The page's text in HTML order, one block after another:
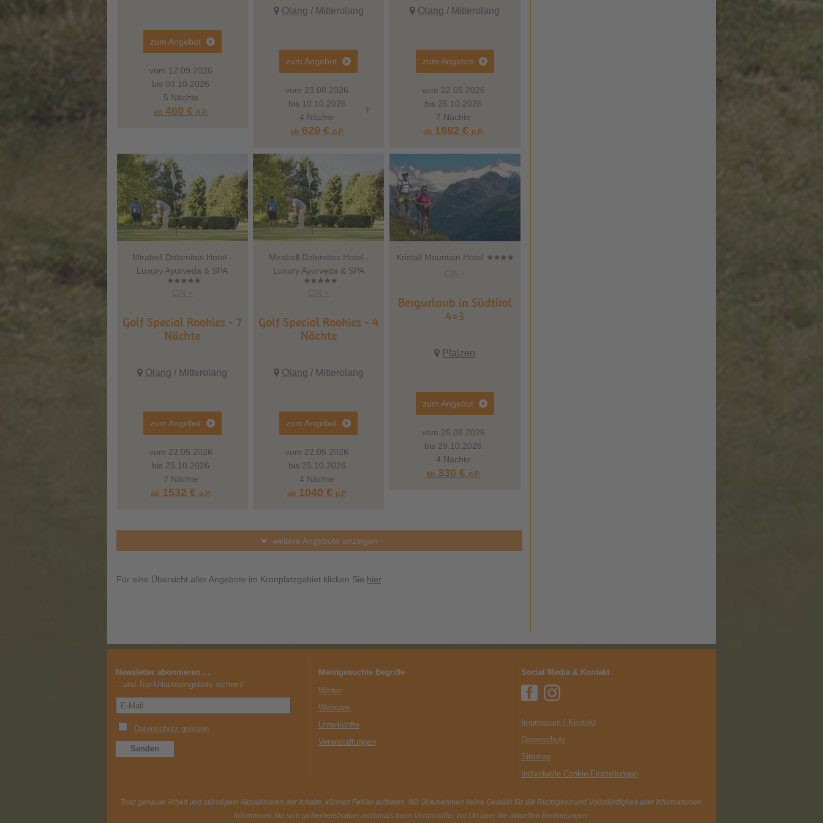
zum Angebot
vom 12.09.2026
bis 03.10.2026
5 Nächte
ab 460 € p.P.
Olang / Mitterolang
zum Angebot
vom 23.08.2026
bis 10.10.2026
4 Nächte
ab629 € p.P.
vom 18.10.2026
bis 07.11.2026
4 Nächte
629 €p.P.
Olang / Mitterolang
zum Angebot
vom 22.05.2026
bis 25.10.2026
7 Nächte
ab 1682 € p.P.
Mirabell Dolomites Hotel -
Luxury Ayurveda & SPA
Golf Special Rookies - 7
Nächte
Olang / Mitterolang
zum Angebot
vom 22.05.2026
bis 25.10.2026
7 Nächte
ab 1532 € p.P.
Mirabell Dolomites Hotel -
Luxury Ayurveda & SPA
Golf Special Rookies - 4
Nächte
Olang / Mitterolang
zum Angebot
vom 22.05.2026
bis 25.10.2026
4 Nächte
ab1040 € p.P.
Kristall Mountain Hotel
Bergurlaub in Südtirol
4=3
Pfalzen
zum Angebot
vom 25.08.2026
bis 29.10.2026
4 Nächte
ab 330 € p.P.
weitere Angebote anzeigen
Für eine Übersicht aller Angebote im Kronplatzgebiet klicken Sie hier
Newsletter abonnieren ...
...und Top-Urlaubsangebote sichern!
Meistgesuchte Begriffe
Wetter
Webcam
Unterkünfte
Veranstaltungen
Social Media & Kontakt
Impressum / Kontakt
Datenschutz
Sitemap
Individuelle Cookie-Einstellungen
Trotz genauer Arbeit und ständigem Aktualisieren der Inhalte, können Fehler auftreten. Wir übernehmen keine Gewähr für die Richtigkeit und Vollständigkeit aller Informationen.
Informieren Sie sich sicherheitshalber nochmals beim Veranstalter vor Ort über die aktuellen Bedingungen.